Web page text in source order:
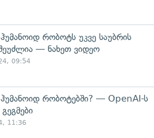
რობოტს უკვე საუბრის
— ნახეთ ვიდეო
09:54
რობოტებში? — OpenAI-ს
11:36